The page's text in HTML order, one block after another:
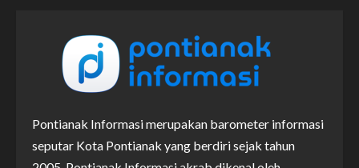
Pontianak Informasi merupakan barometer informasi
seputar Kota Pontianak yang berdiri sejak tahun